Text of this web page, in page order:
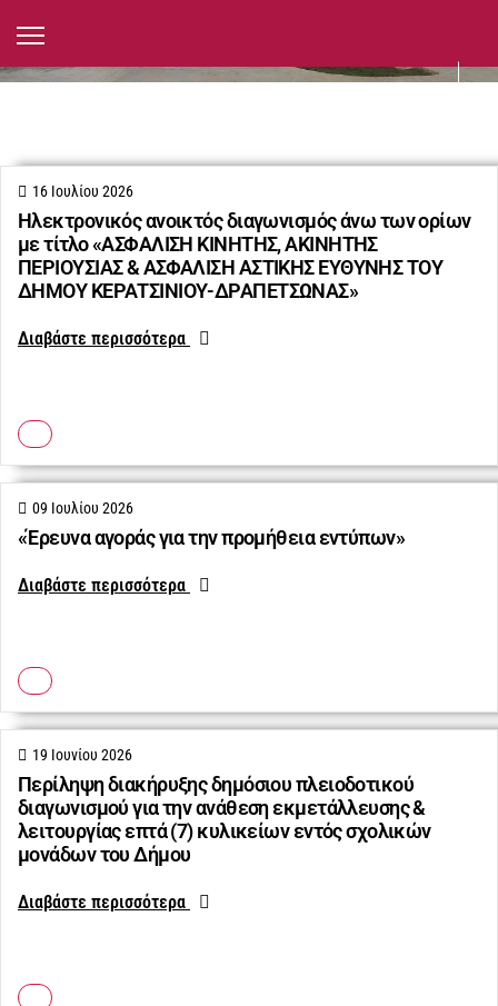
Ηλεκτρονικός ανοικτός διαγωνισμός άνω των ορίων
με τίτλο «ΑΣΦΑΛΙΣΗ ΚΙΝΗΤΗΣ, ΑΚΙΝΗΤΗΣ
ΠΕΡΙΟΥΣΙΑΣ & ΑΣΦΑΛΙΣΗ ΑΣΤΙΚΗΣ ΕΥΘΥΝΗΣ ΤΟΥ
ΔΗΜΟΥ ΚΕΡΑΤΣΙΝΙΟΥ-ΔΡΑΠΕΤΣΩΝΑΣ»
16 Ιουλίου 2026
Διαβάστε περισσότερα
«Έρευνα αγοράς για την προμήθεια εντύπων»
09 Ιουλίου 2026
Διαβάστε περισσότερα
Περίληψη διακήρυξης δημόσιου πλειοδοτικού
διαγωνισμού για την ανάθεση εκμετάλλευσης &
λειτουργίας επτά (7) κυλικείων εντός σχολικών
μονάδων του Δήμου
19 Ιουνίου 2026
Διαβάστε περισσότερα